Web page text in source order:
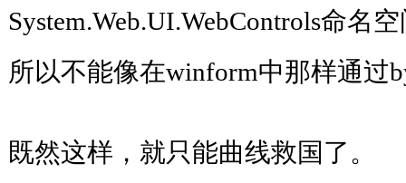
System.Web.UI.WebControls命名
所以不能像在winform中那样通过
既然这样，就只能曲线救国了。